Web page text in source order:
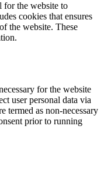
for the website to
cookies that ensures
the website. These
for the website
user personal data via
termed as non-necessary
prior to running